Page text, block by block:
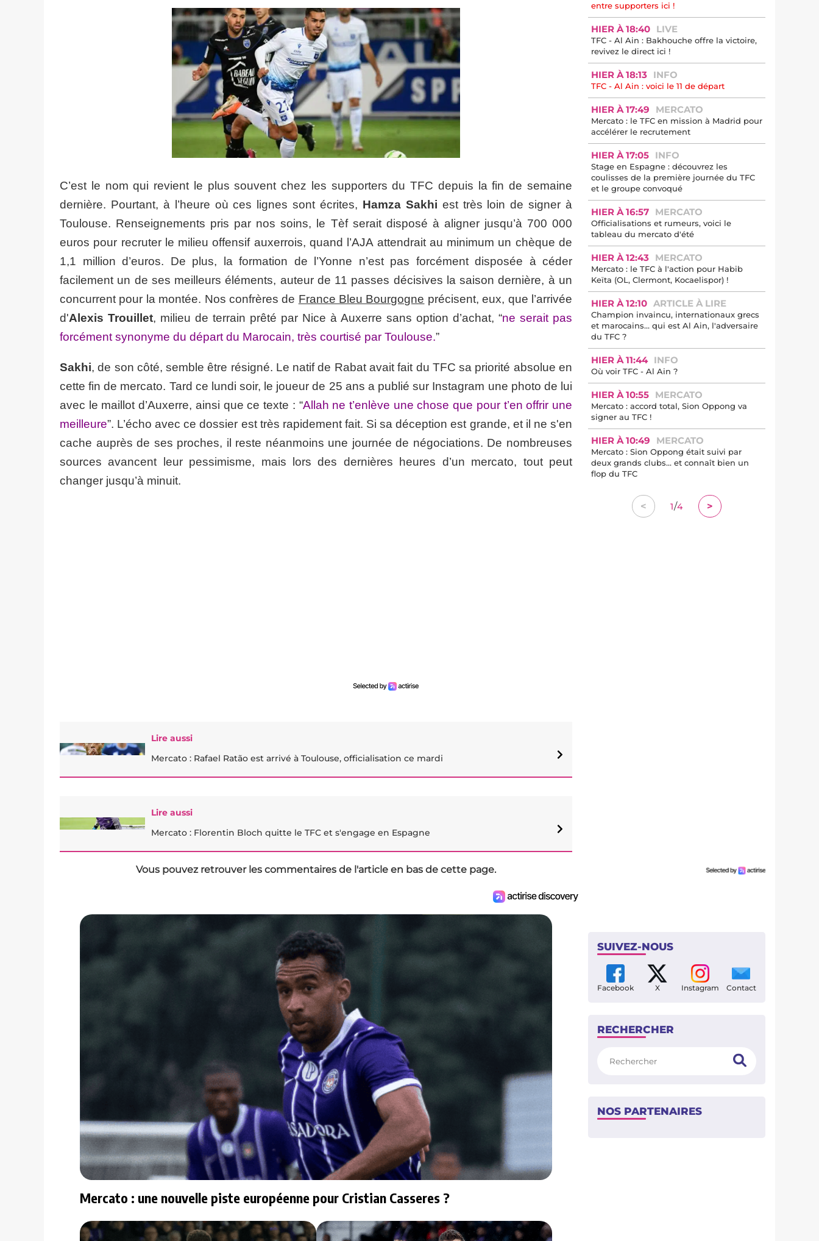
C’est le nom qui revient le plus souvent chez les supporters du TFC depuis la fin de semaine
dernière. Pourtant, à l’heure où ces lignes sont écrites, Hamza Sakhi est très loin de signer à
Toulouse. Renseignements pris par nos soins, le Tèf serait disposé à aligner jusqu’à 700 000
euros pour recruter le milieu offensif auxerrois, quand l’AJA attendrait au minimum un chèque de
1,1 million d’euros. De plus, la formation de l’Yonne n’est pas forcément disposée à céder
facilement un de ses meilleurs éléments, auteur de 11 passes décisives la saison dernière, à un
concurrent pour la montée. Nos confrères de France Bleu Bourgogne précisent, eux, que l’arrivée
d'Alexis Trouillet, milieu de terrain prêté par Nice à Auxerre sans option d’achat, “ne serait pas
forcément synonyme du départ du Marocain, très courtisé par Toulouse.”
Sakhi, de son côté, semble être résigné. Le natif de Rabat avait fait du TFC sa priorité absolue en
cette fin de mercato. Tard ce lundi soir, le joueur de 25 ans a publié sur Instagram une photo de lui
avec le maillot d’Auxerre, ainsi que ce texte : “Allah ne t’enlève une chose que pour t’en offrir une
meilleure”. L’écho avec ce dossier est très rapidement fait. Si sa déception est grande, et il ne s'en
cache auprès de ses proches, il reste néanmoins une journée de négociations. De nombreuses
sources avancent leur pessimisme, mais lors des dernières heures d’un mercato, tout peut
changer jusqu’à minuit.
Lire aussi
Mercato : Rafael Ratão est arrivé à Toulouse, officialisation ce mardi
Lire aussi
Mercato : Florentin Bloch quitte le TFC et s'engage en Espagne
Vous pouvez retrouver les commentaires de l'article en bas de cette page.
Mercato : une nouvelle piste européenne pour Cristian Casseres ?
entre supporters ici !
HIER À 18:40 LIVE
TFC - Al Ain : Bakhouche offre la victoire,
revivez le direct ici !
HIER À 18:13 INFO
TFC - Al Ain : voici le 11 de départ
HIER À 17:49 MERCATO
Mercato : le TFC en mission à Madrid pour
accélérer le recrutement
HIER À 17:05 INFO
Stage en Espagne : découvrez les
coulisses de la première journée du TFC
et le groupe convoqué
HIER À 16:57 MERCATO
Officialisations et rumeurs, voici le
tableau du mercato d'été
HIER À 12:43 MERCATO
Mercato : le TFC à l'action pour Habib
Keïta (OL, Clermont, Kocaelispor) !
HIER À 12:10 ARTICLE À LIRE
Champion invaincu, internationaux grecs
et marocains… qui est Al Ain, l'adversaire
du TFC ?
HIER À 11:44 INFO
Où voir TFC - Al Ain ?
HIER À 10:55 MERCATO
Mercato : accord total, Sion Oppong va
signer au TFC !
HIER À 10:49 MERCATO
Mercato : Sion Oppong était suivi par
deux grands clubs... et connaît bien un
flop du TFC
< 1/4 >
SUIVEZ-NOUS
Facebook X Instagram Contact
RECHERCHER
NOS PARTENAIRES